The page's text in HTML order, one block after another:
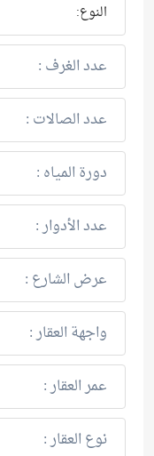
النوع:
عدد الغرف :
عدد الصالات :
دورة المياه :
عدد الأدوار :
عرض الشارع :
واجهة العقار :
عمر العقار :
نوع العقار :